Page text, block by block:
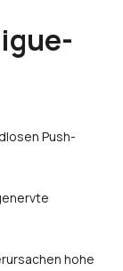
Push-
hohe